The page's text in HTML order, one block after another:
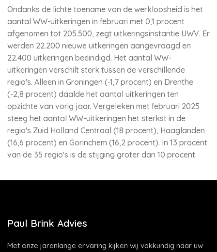
Ondanks de lichte toename van de werkloosheid is het
aantal WW-uitkeringen in februari met 0,1 procent
afgenomen tot 205.500, zegt uitkeringsinstantie UWV. Er
werden 22.200 nieuwe uitkeringen aangevraagd en
22.400 uitkeringen beëindigd. Het aantal WW-
uitkeringen verschilt sterk tussen de verschillende
regio's. Alleen in Groningen (-1,7 procent) en Drenthe
(-2,8 procent) daalde het aantal uitkeringen ten
opzichte van vorig jaar. Vergeleken met februari 2025
steeg het aantal WW-uitkeringen het sterkst in de
regio's Zuid Holland Centraal (18 procent), Haaglanden
(16,6 procent) en Gorinchem (16,2 procent). In 13 procent
van de 35 regio's is de stijging groter dan 10 procent.
Paul Brink Advies
Met onze jarenlange ervaring kijken wij vakkundig naar uw